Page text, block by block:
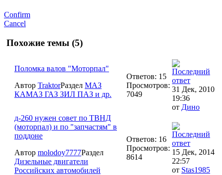
Confirm
Cancel
Похожие темы (5)
Поломка валов "Моторпал"
Автор TraktorРаздел МАЗ
КАМАЗ ГАЗ ЗИЛ ПАЗ и др.
Ответов: 15
Просмотров:
7049
31 Дек, 2010
19:36
от Дино
д-260 нужен совет по ТВНД
(моторпал) и по "запчастям" в
поддоне
Автор molodoy7777Раздел
Дизельные двигатели
Российских автомобилей
Ответов: 16
Просмотров:
8614
15 Дек, 2014
22:57
от Stas1985